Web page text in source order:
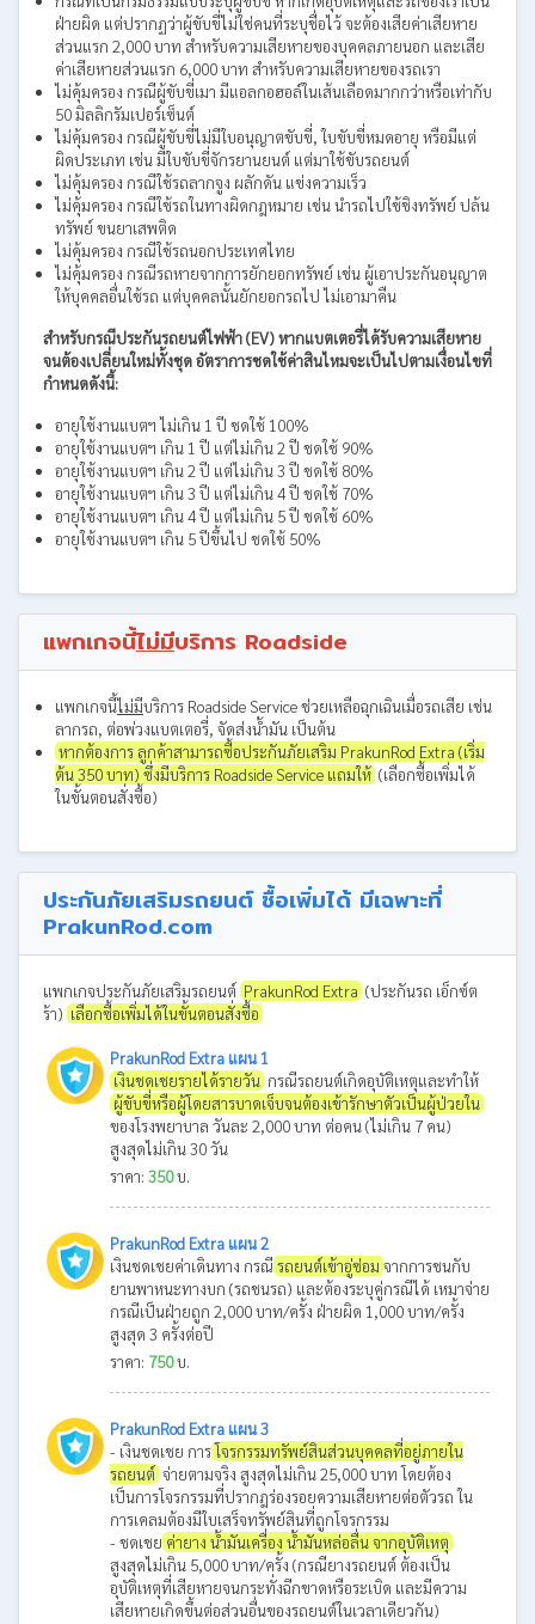
ฝ่ายผิด แต่ปรากฏว่าผู้ขับขี่ไม่ใช่คนที่ระบุชื่อไว้ จะต้องเสียค่าเสียหาย
ส่วนแรก 2,000 บาท สำหรับความเสียหายของบุคคลภายนอก และเสีย
ค่าเสียหายส่วนแรก 6,000 บาท สำหรับความเสียหายของรถเรา
ไม่คุ้มครอง กรณีผู้ขับขี่เมา มีแอลกอฮอล์ในเส้นเลือดมากกว่าหรือเท่ากับ
50 มิลลิกรัมเปอร์เซ็นต์
ไม่คุ้มครอง กรณีผู้ขับขี่ไม่มีใบอนุญาตขับขี่, ใบขับขี่หมดอายุ หรือมีแต่
ผิดประเภท เช่น มีใบขับขี่จักรยานยนต์ แต่มาใช้ขับรถยนต์
ไม่คุ้มครอง กรณีใช้รถลากจูง ผลักดัน แข่งความเร็ว
ไม่คุ้มครอง กรณีใช้รถในทางผิดกฎหมาย เช่น นำรถไปใช้ชิงทรัพย์ ปล้น
ทรัพย์ ขนยาเสพติด
ไม่คุ้มครอง กรณีใช้รถนอกประเทศไทย
ไม่คุ้มครอง กรณีรถหายจากการยักยอกทรัพย์ เช่น ผู้เอาประกันอนุญาต
ให้บุคคลอื่นใช้รถ แต่บุคคลนั้นยักยอกรถไป ไม่เอามาคืน
สำหรับกรณีประกันรถยนต์ไฟฟ้า (EV) หากแบตเตอรี่ได้รับความเสียหาย
จนต้องเปลี่ยนใหม่ทั้งชุด อัตราการชดใช้ค่าสินไหมจะเป็นไปตามเงื่อนไขที่
กำหนดดังนี้:
อายุใช้งานแบตฯ ไม่เกิน 1 ปี ชดใช้ 100%
อายุใช้งานแบตฯ เกิน 1 ปี แต่ไม่เกิน 2 ปี ชดใช้ 90%
อายุใช้งานแบตฯ เกิน 2 ปี แต่ไม่เกิน 3 ปี ชดใช้ 80%
อายุใช้งานแบตฯ เกิน 3 ปี แต่ไม่เกิน 4 ปี ชดใช้ 70%
อายุใช้งานแบตฯ เกิน 4 ปี แต่ไม่เกิน 5 ปี ชดใช้ 60%
อายุใช้งานแบตฯ เกิน 5 ปีขึ้นไป ชดใช้ 50%
แพกเกจนี้ไม่มีบริการ Roadside
แพกเกจนี้ไม่มีบริการ Roadside Service ช่วยเหลือฉุกเฉินเมื่อรถเสีย เช่น
ลากรถ, ต่อพ่วงแบตเตอรี่, จัดส่งน้ำมัน เป็นต้น
หากต้องการ ลูกค้าสามารถซื้อประกันภัยเสริม PrakunRod Extra (เริ่ม
ต้น 350 บาท) ซึ่งมีบริการ Roadside Service แถมให้ (เลือกซื้อเพิ่มได้
ในขั้นตอนสั่งซื้อ)
ประกันภัยเสริมรถยนต์ ซื้อเพิ่มได้ มีเฉพาะที่
PrakunRod.com
แพกเกจประกันภัยเสริมรถยนต์ PrakunRod Extra (ประกันรถ เอ็กซ์ต
ร้า) เลือกซื้อเพิ่มได้ในขั้นตอนสั่งซื้อ
PrakunRod Extra แผน 1
เงินชดเชยรายได้รายวัน กรณีรถยนต์เกิดอุบัติเหตุและทำให้
ผู้ขับขี่หรือผู้โดยสารบาดเจ็บจนต้องเข้ารักษาตัวเป็นผู้ป่วยใน
ของโรงพยาบาล วันละ 2,000 บาท ต่อคน (ไม่เกิน 7 คน)
สูงสุดไม่เกิน 30 วัน
ราคา: 350บ.
PrakunRod Extra แผน 2
เงินชดเชยค่าเดินทาง กรณี รถยนต์เข้าอู่ซ่อม จากการชนกับ
ยานพาหนะทางบก (รถชนรถ) และต้องระบุคู่กรณีได้ เหมาจ่าย
กรณีเป็นฝ่ายถูก 2,000 บาท/ครั้ง ฝ่ายผิด 1,000 บาท/ครั้ง
สูงสุด 3 ครั้งต่อปี
ราคา: 750บ.
PrakunRod Extra แผน 3
- เงินชดเชย การโจรกรรมทรัพย์สินส่วนบุคคลที่อยู่ภายใน
รถยนต์ จ่ายตามจริง สูงสุดไม่เกิน 25,000 บาท โดยต้อง
เป็นการโจรกรรมที่ปรากฎร่องรอยความเสียหายต่อตัวรถ ใน
การเคลมต้องมีใบเสร็จทรัพย์สินที่ถูกโจรกรรม
- ชดเชย ค่ายาง น้ำมันเครื่อง น้ำมันหล่อลื่น จากอุบัติเหตุ
สูงสุดไม่เกิน 5,000 บาท/ครั้ง (กรณียางรถยนต์ ต้องเป็น
อุบัติเหตุที่เสียหายจนกระทั่งฉีกขาดหรือระเบิด และมีความ
เสียหายเกิดขึ้นต่อส่วนอื่นของรถยนต์ในเวลาเดียวกัน)